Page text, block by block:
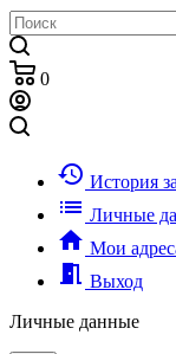
0
history История
list Личные
home Мои
meeting_room Выход
Личные данные